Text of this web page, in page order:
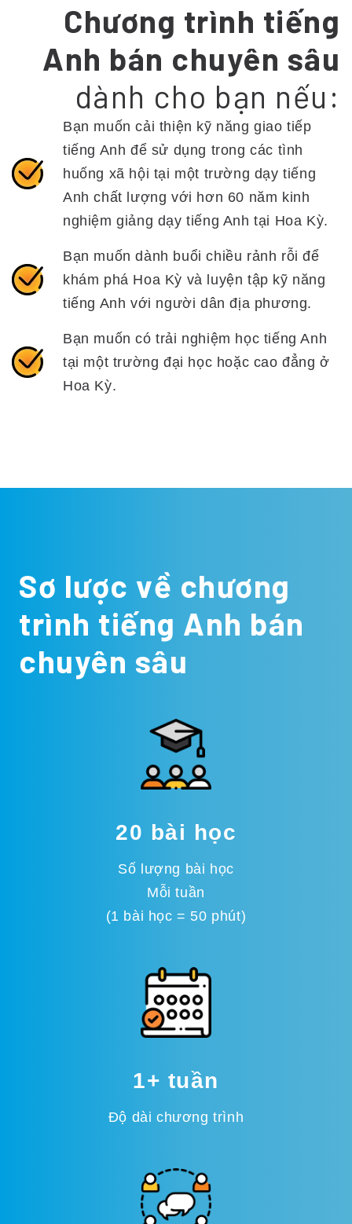
Chương trình tiếng
Anh bán chuyên sâu
dành cho bạn nếu:
Bạn muốn cải thiện kỹ năng giao tiếp
tiếng Anh để sử dụng trong các tình
huống xã hội tại một trường dạy tiếng
Anh chất lượng với hơn 60 năm kinh
nghiệm giảng dạy tiếng Anh tại Hoa Kỳ.
Bạn muốn dành buổi chiều rảnh rỗi để
khám phá Hoa Kỳ và luyện tập kỹ năng
tiếng Anh với người dân địa phương.
Bạn muốn có trải nghiệm học tiếng Anh
tại một trường đại học hoặc cao đẳng ở
Hoa Kỳ.
Sơ lược về chương
trình tiếng Anh bán
chuyên sâu
20 bài học
Số lượng bài học
Mỗi tuần
(1 bài học = 50 phút)
1+ tuần
Độ dài chương trình